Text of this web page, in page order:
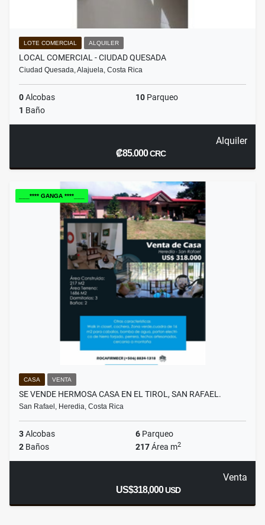
LOTE COMERCIAL ALQUILER
LOCAL COMERCIAL - CIUDAD QUESADA
Ciudad Quesada, Alajuela, Costa Rica
0Alcobas 10 Parqueo
1 Baño
Alquiler
₡85.000CRC
___**** GANGA ****___
CASA VENTA
SE VENDE HERMOSA CASA EN EL TIROL, SAN RAFAEL.
San Rafael, Heredia, Costa Rica
3Alcobas 6 Parqueo
2 Baños 217Área m2
Venta
US$318,000USD